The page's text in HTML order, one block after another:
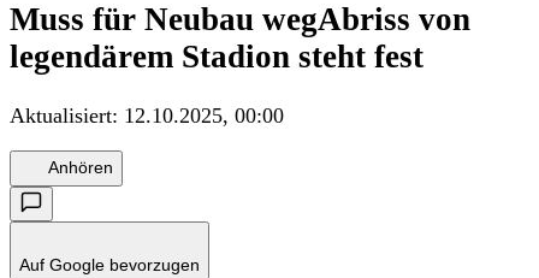
Muss für Neubau wegAbriss von
legendärem Stadion steht fest
Aktualisiert: 12.10.2025, 00:00
Anhören
Auf Google bevorzugen